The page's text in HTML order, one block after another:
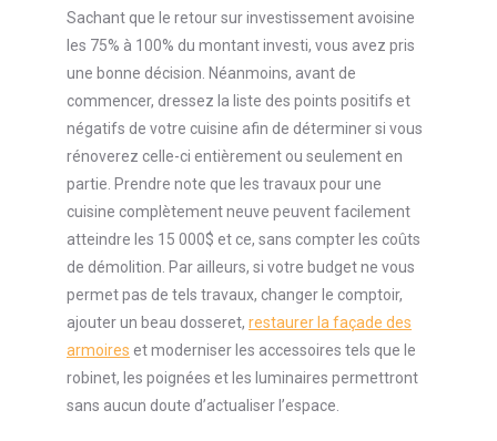
Sachant que le retour sur investissement avoisine
les 75% à 100% du montant investi, vous avez pris
une bonne décision. Néanmoins, avant de
commencer, dressez la liste des points positifs et
négatifs de votre cuisine afin de déterminer si vous
rénoverez celle-ci entièrement ou seulement en
partie. Prendre note que les travaux pour une
cuisine complètement neuve peuvent facilement
atteindre les 15 000$ et ce, sans compter les coûts
de démolition. Par ailleurs, si votre budget ne vous
permet pas de tels travaux, changer le comptoir,
ajouter un beau dosseret, restaurer la façade des
armoires et moderniser les accessoires tels que le
robinet, les poignées et les luminaires permettront
sans aucun doute d’actualiser l’espace.